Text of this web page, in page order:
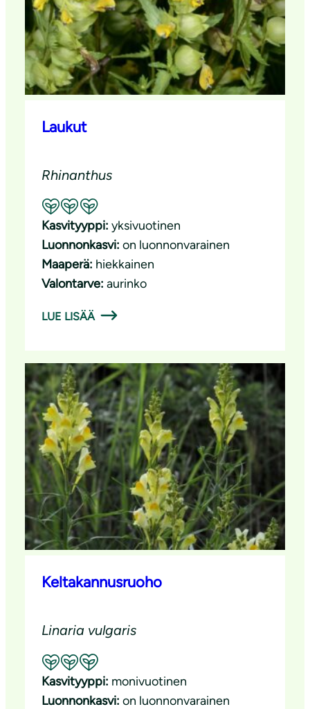
Laukut
Rhinanthus
Suositeltavuus: Erinomainen pölyttäjäkasvi
Kasvityyppi: yksivuotinen
Luonnonkasvi: on luonnonvarainen
Maaperä: hiekkainen
Valontarve: aurinko
LUE LISÄÄ
Keltakannusruoho
Linaria vulgaris
Suositeltavuus: Erinomainen pölyttäjäkasvi
Kasvityyppi: monivuotinen
Luonnonkasvi: on luonnonvarainen